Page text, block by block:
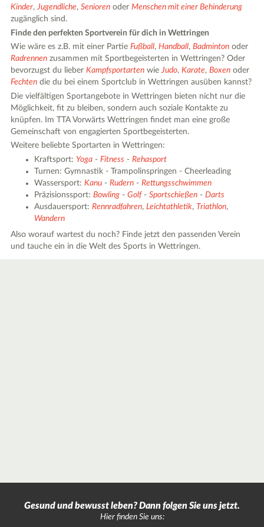
Kinder,Jugendliche,Senioren oderMenschen mit einer Behinderung
zugänglich sind.
Finde den perfekten Sportverein für dich in Wettringen
Wie wäre es z.B. mit einer PartieFußball,Handball,Badminton oder
Radrennen zusammen mit Sportbegeisterten in Wettringen? Oder
bevorzugst du lieberKampfsportarten wieJudo,Karate,Boxen oder
Fechten die du bei einem Sportclub in Wettringen ausüben kannst?
Die vielfältigen Sportangebote in Wettringen bieten nicht nur die
Möglichkeit, fit zu bleiben, sondern auch soziale Kontakte zu
knüpfen. Im TTA Vorwärts Wettringen findet man eine große
Gemeinschaft von engagierten Sportbegeisterten.
Weitere beliebte Sportarten in Wettringen:
Kraftsport: Yoga -Fitness -Rehasport
Turnen: Gymnastik - Trampolinspringen - Cheerleading
Wassersport:Kanu -Rudern -Rettungsschwimmen
Präzisionssport:Bowling -Golf-Sportschießen -Darts
Ausdauersport:Rennradfahren,Leichtathletik,Triathlon,
Wandern
Also worauf wartest du noch? Finde jetzt den passenden Verein
und tauche ein in die Welt des Sports in Wettringen.
Gesund und bewusst leben? Dann folgen Sie uns jetzt.
Hier finden Sie uns: